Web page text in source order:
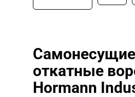
Самонесущие
откатные
Hormann